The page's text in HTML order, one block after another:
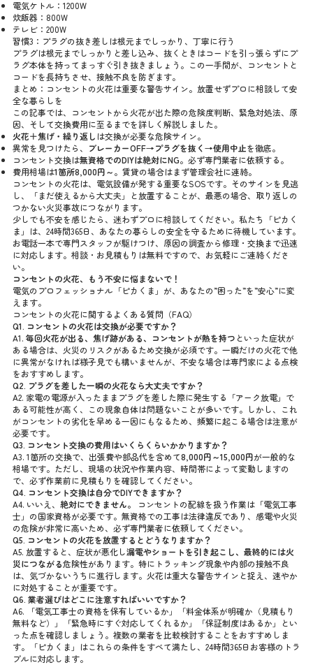
電気ケトル：1200W
炊飯器：800W
テレビ：200W
習慣3：プラグの抜き差しは根元までしっかり、丁寧に行う
プラグは根元までしっかりと差し込み、抜くときはコードを引っ張らずにプ
ラグ本体を持ってまっすぐ引き抜きましょう。この一手間が、コンセントと
コードを長持ちさせ、接触不良を防ぎます。
まとめ：コンセントの火花は重要な警告サイン。放置せずプロに相談して安
全な暮らしを
この記事では、コンセントから火花が出た際の危険度判断、緊急対処法、原
因、そして交換費用に至るまでを詳しく解説しました。
火花＋焦げ・繰り返し は交換が必要な危険サイン。
異常を見つけたら、
ブレーカーOFF→プラグを抜く→使用中止を徹底。
コンセント交換は無資格でのDIYは絶対にNG。必ず専門業者に依頼する。
費用相場は1箇所8,000円～。賃貸の場合はまず管理会社に連絡。
コンセントの火花は、電気設備が発する重要なSOSです。そのサインを見逃
し、「まだ使えるから大丈夫」と放置することが、最悪の場合、取り返しの
つかない火災事故につながります。
少しでも不安を感じたら、迷わずプロに相談してください。私たち「ピカく
ま」は、24時間365日、あなたの暮らしの安全を守るために待機しています。
お電話一本で専門スタッフが駆けつけ、原因の調査から修理・交換まで迅速
に対応します。相談・お見積もりは無料ですので、お気軽にご連絡くださ
い。
コンセントの火花、もう不安に悩まないで！
電気のプロフェッショナル「ピカくま」が、あなたの”困った”を”安心”に変
えます。
コンセントの火花に関するよくある質問（FAQ）
Q1. コンセントの火花は交換が必要ですか？
A1. 毎回火花が出る、焦げ跡がある、コンセントが熱を持つ といった症状が
ある場合は、火災のリスクがあるため交換が必須です。一瞬だけの火花で他
に異常がなければ様子見でも構いませんが、不安な場合は専門家による点検
をおすすめします。
Q2. プラグを差した一瞬の火花なら大丈夫ですか？
A2. 家電の電源が入ったままプラグを差した際に発生する「アーク放電」で
ある可能性が高く、この現象自体は問題ないことが多いです。しかし、これ
がコンセントの劣化を早める一因にもなるため、頻繁に起こる場合は注意が
必要です。
Q3. コンセント交換の費用はいくらくらいかかりますか？
A3. 1箇所の交換で、出張費や部品代を含めて8,000円～15,000円が一般的な
相場です。ただし、現場の状況や作業内容、時間帯によって変動しますの
で、必ず作業前に見積もりを確認してください。
Q4. コンセント交換は自分でDIYできますか？
A4. いいえ、 絶対にできません。
コンセントの配線を扱う作業は「電気工事
士」の国家資格が必要です。無資格での工事は法律違反であり、感電や火災
の危険が非常に高いため、必ず専門業者に依頼してください。
Q5. コンセントの火花を放置するとどうなりますか？
A5. 放置すると、症状が悪化し漏電やショートを引き起こし、最終的には火
災につながる危険性があります。特にトラッキング現象や内部の接触不良
は、気づかないうちに進行します。火花は重大な警告サインと捉え、速やか
に対処することが重要です。
Q6. 業者選びはどこに注意すればいいですか？
A6. 「電気工事士の資格を保有しているか」「料金体系が明確か（見積もり
無料など）」「緊急時にすぐ対応してくれるか」「保証制度はあるか」とい
った点を確認しましょう。複数の業者を比較検討することをおすすめしま
す。「ピカくま」はこれらの条件をすべて満たし、24時間365日お客様のトラ
ブルに対応します。